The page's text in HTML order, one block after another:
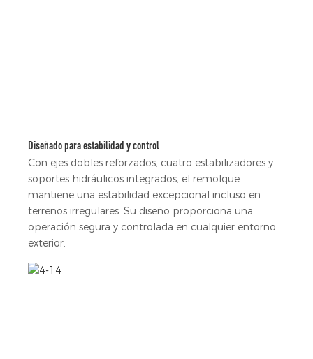
Diseñado para estabilidad y control
Con ejes dobles reforzados, cuatro estabilizadores y
soportes hidráulicos integrados, el remolque
mantiene una estabilidad excepcional incluso en
terrenos irregulares. Su diseño proporciona una
operación segura y controlada en cualquier entorno
exterior.